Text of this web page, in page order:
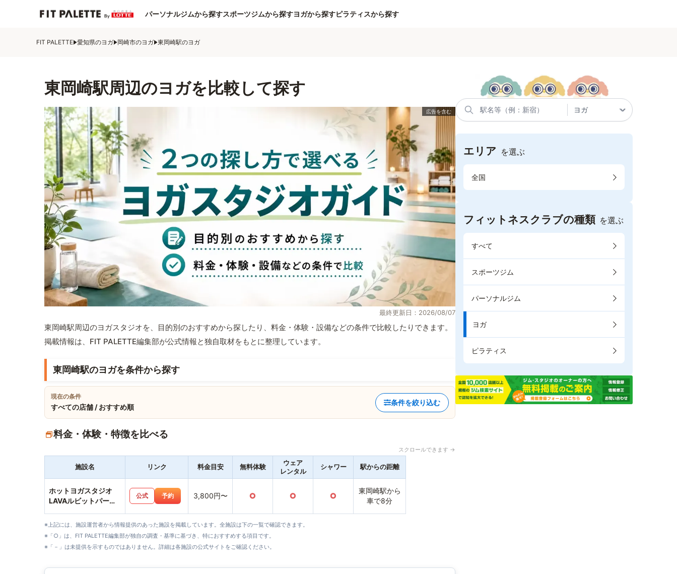
パーソナルジムから探すスポーツジムから探すヨガから探すピラティスから探す
FIT PALETTE 愛知県のヨガ 岡崎市のヨガ 東岡崎駅のヨガ
東岡崎駅周辺のヨガを比較して探す
最終更新日：2026/08/07
東岡崎駅周辺のヨガスタジオを、目的別のおすすめから探したり、料金・体験・設備などの条件で比較したりできます。
掲載情報は、FIT PALETTE編集部が公式情報と独自取材をもとに整理しています。
東岡崎駅のヨガを条件から探す
現在の条件
すべての店舗 / おすすめ順
条件を絞り込む
料金・体験・特徴を比べる
スクロールできます →
施設名 リンク 料金目安 無料体験
ウェア
レンタル
シャワー 駅からの距離
ホットヨガスタジオ
LAVAルビットパーク
公式 予約 3,800円〜 ○ ○ ○
東岡崎駅から
車で8分
※上記には、施設運営者から情報提供のあった施設を掲載しています。全施設は下の一覧で確認できます。
※「○」は、FIT PALETTE編集部が独自の調査・基準に基づき、特におすすめする項目です。
※「－」は未提供を示すものではありません。詳細は各施設の公式サイトをご確認ください。
エリア を選ぶ
全国
フィットネスクラブの種類 を選ぶ
すべて
スポーツジム
パーソナルジム
ヨガ
ピラティス